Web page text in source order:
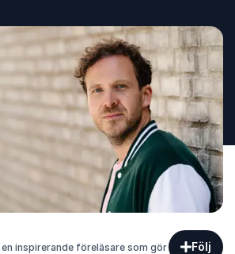
en inspirerande föreläsare som gör
Följ